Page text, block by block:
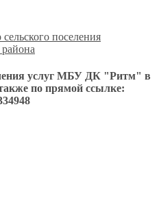
поселения
услуг МБУ ДК "Ритм" в
по прямой ссылке: